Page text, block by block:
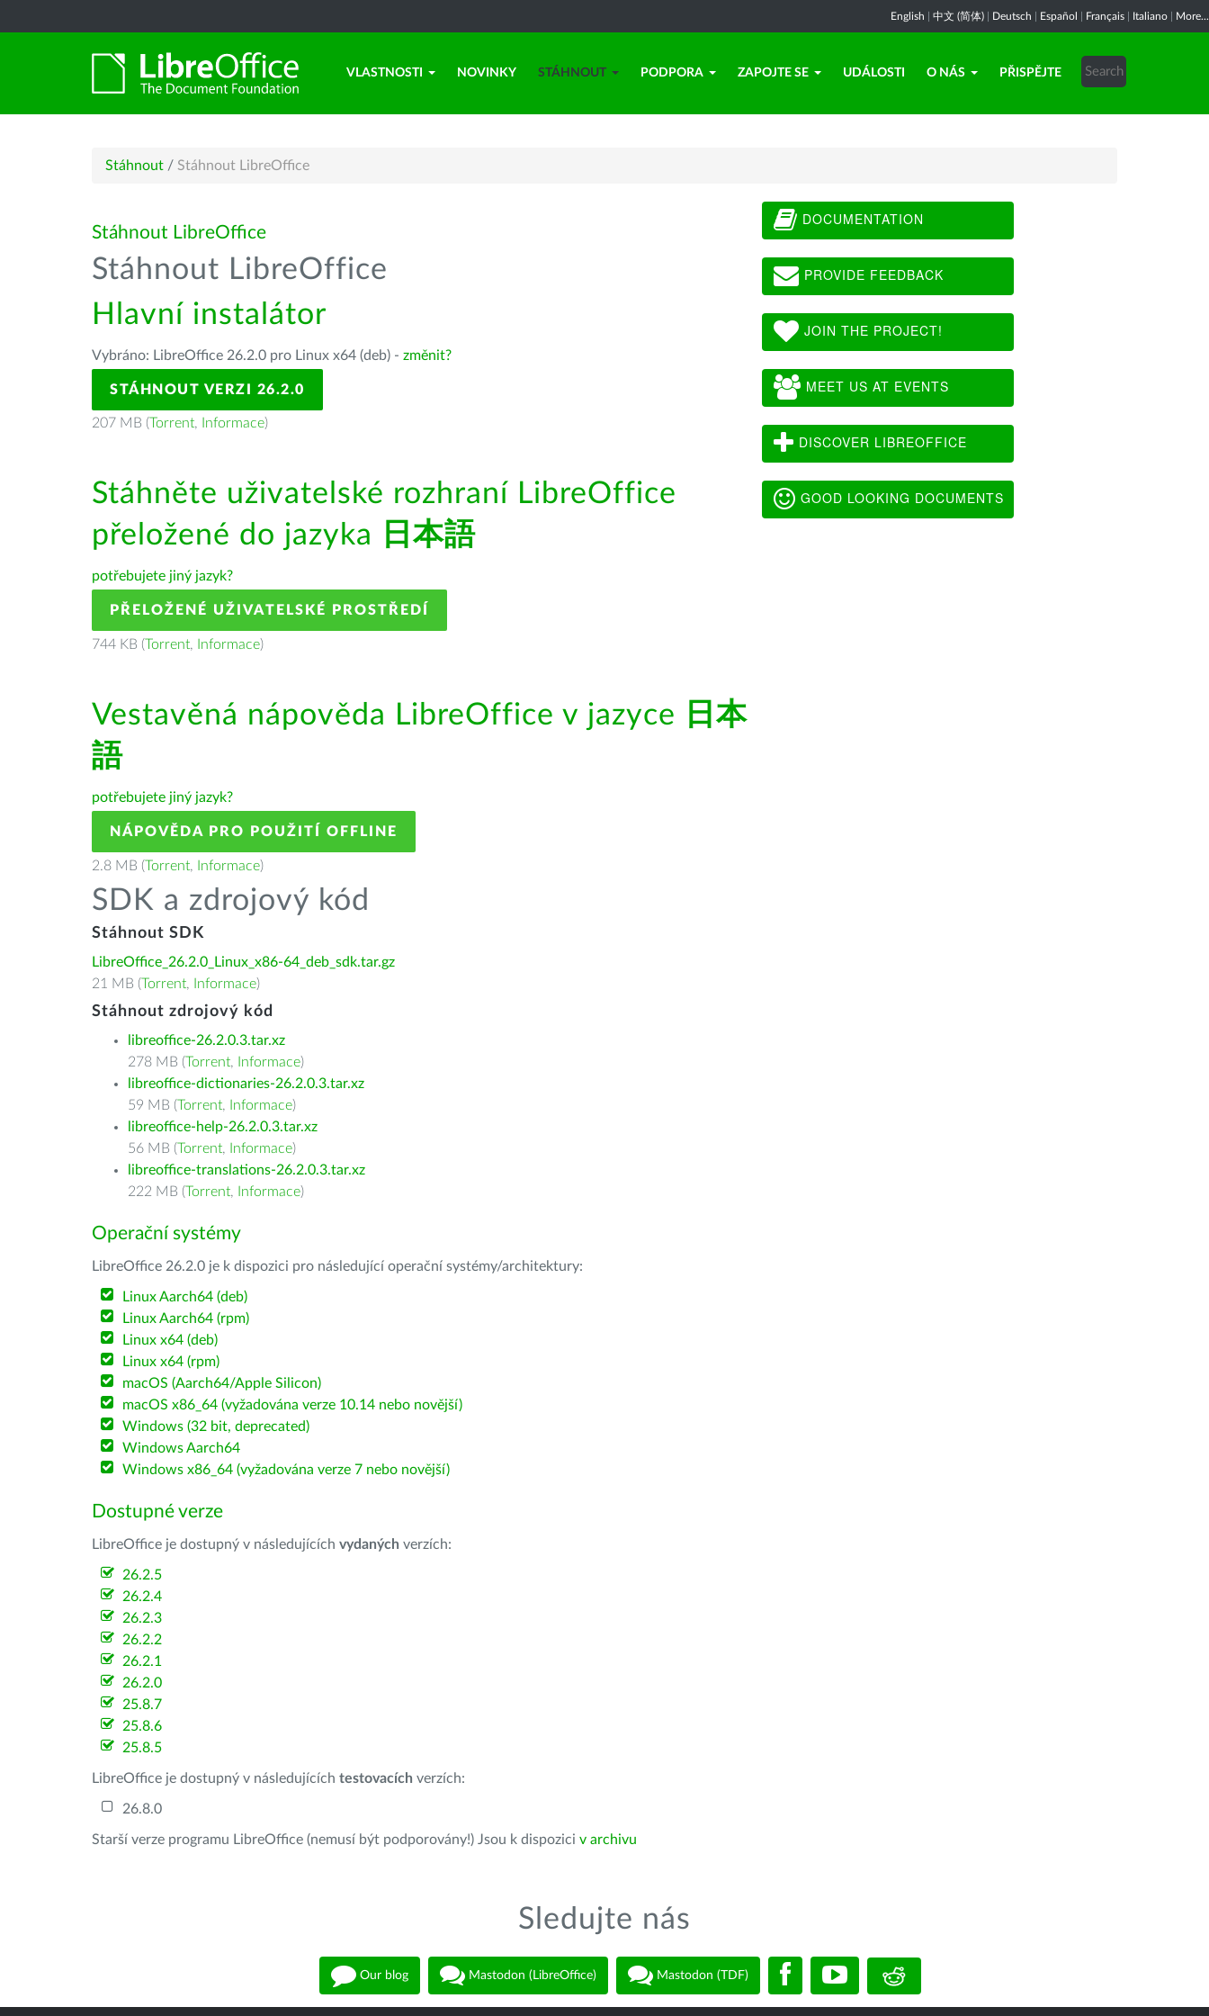
English 中文 (简体) Deutsch Español Français Italiano More...
VLASTNOSTI NOVINKY STÁHNOUT PODPORA ZAPOJTE SE UDÁLOSTI O NÁS PŘISPĚJTE
Stáhnout / Stáhnout LibreOffice
Stáhnout LibreOffice
Stáhnout LibreOffice
Hlavní instalátor
Vybráno: LibreOffice 26.2.0 pro Linux x64 (deb) - změnit?
STÁHNOUT VERZI 26.2.0
207 MB (Torrent, Informace)
Stáhněte uživatelské rozhraní LibreOffice
přeložené do jazyka
日本語
potřebujete jiný jazyk?
PŘELOŽENÉ UŽIVATELSKÉ PROSTŘEDÍ
744 KB (Torrent, Informace)
Vestavěná nápověda LibreOffice v jazyce
日本
語
potřebujete jiný jazyk?
NÁPOVĚDA PRO POUŽITÍ OFFLINE
2.8 MB (Torrent, Informace)
SDK a zdrojový kód
Stáhnout SDK
LibreOffice_26.2.0_Linux_x86-64_deb_sdk.tar.gz
21 MB (Torrent, Informace)
Stáhnout zdrojový kód
libreoffice-26.2.0.3.tar.xz
278 MB (Torrent, Informace)
libreoffice-dictionaries-26.2.0.3.tar.xz
59 MB (Torrent, Informace)
libreoffice-help-26.2.0.3.tar.xz
56 MB (Torrent, Informace)
libreoffice-translations-26.2.0.3.tar.xz
222 MB (Torrent, Informace)
Operační systémy
LibreOffice 26.2.0 je k dispozici pro následující operační systémy/architektury:
Linux Aarch64 (deb)
Linux Aarch64 (rpm)
Linux x64 (deb)
Linux x64 (rpm)
macOS (Aarch64/Apple Silicon)
macOS x86_64 (vyžadována verze 10.14 nebo novější)
Windows (32 bit, deprecated)
Windows Aarch64
Windows x86_64 (vyžadována verze 7 nebo novější)
Dostupné verze
LibreOffice je dostupný v následujících vydaných verzích:
26.2.5
26.2.4
26.2.3
26.2.2
26.2.1
26.2.0
25.8.7
25.8.6
25.8.5
LibreOffice je dostupný v následujících testovacích verzích:
26.8.0
Starší verze programu LibreOffice (nemusí být podporovány!) Jsou k dispozici v archivu
DOCUMENTATION
PROVIDE FEEDBACK
JOIN THE PROJECT!
MEET US AT EVENTS
DISCOVER LIBREOFFICE
GOOD LOOKING DOCUMENTS
Sledujte nás
Our blog Mastodon (LibreOffice) Mastodon (TDF)